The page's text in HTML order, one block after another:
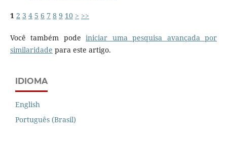
1 2 3 4 5 6 7 8 9 10 > >>
Você também podeiniciar uma pesquisa avançada por
similaridade para este artigo.
IDIOMA
English
Português (Brasil)